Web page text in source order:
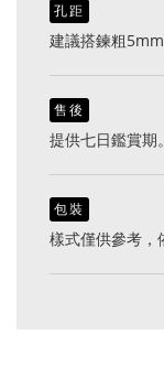
孔距
建議搭鍊粗
售後
提供七日鑑賞期。
包裝
樣式僅供參考，